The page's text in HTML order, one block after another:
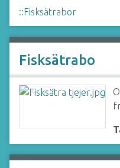
::Fisksätrabor
Fisksätrabo